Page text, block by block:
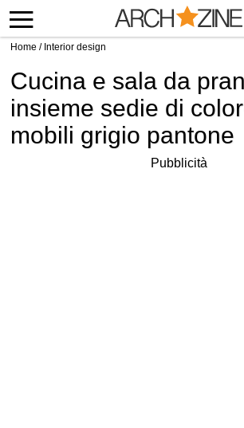
Home / Interior design
Cucina e sala da
insieme sedie di
mobili grigio pantone
Pubblicità